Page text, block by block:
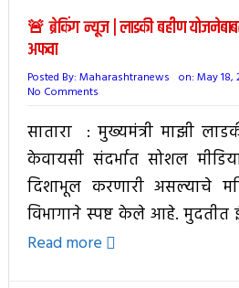
🚨 ब्रेकिंग न्यूज | लाडकी बहीण
अफवा
Posted By: Maharashtranews on: May 18,
No Comments
सातारा : मुख्यमंत्री माझी
केवायसी संदर्भात सोशल
दिशाभूल करणारी असल्याचे
विभागाने स्पष्ट केले आहे.
Read more